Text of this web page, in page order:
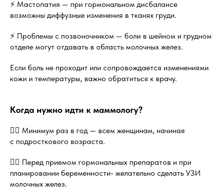
⚡ Мастопатия — при гормональном дисбалансе
возможны диффузные изменения в тканях груди.
⚡ Проблемы с позвоночником — боли в шейном и грудном
отделе могут отдавать в область молочных желез.
Если боль не проходит или сопровождается изменениями
кожи и температуры, важно обратиться к врачу.
Когда нужно идти к маммологу?
👩‍⚕️ Минимум раз в год — всем женщинам, начиная
с подросткового возраста.
👩‍⚕️ Перед приемом гормональных препаратов и при
планировании беременности- желательно сделать УЗИ
молочных желез.